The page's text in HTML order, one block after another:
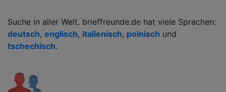
Suche in aller Welt. brieffreunde.de hat viele Sprachen:
deutsch, englisch, italienisch, polnisch und
tschechisch.